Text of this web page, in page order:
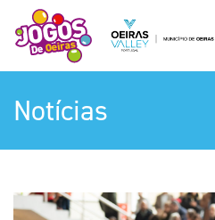
Notícias